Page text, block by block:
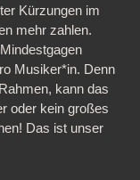
Kürzungen im
mehr zahlen.
Musiker*in. Denn
kann das
oder kein großes
Das ist unser